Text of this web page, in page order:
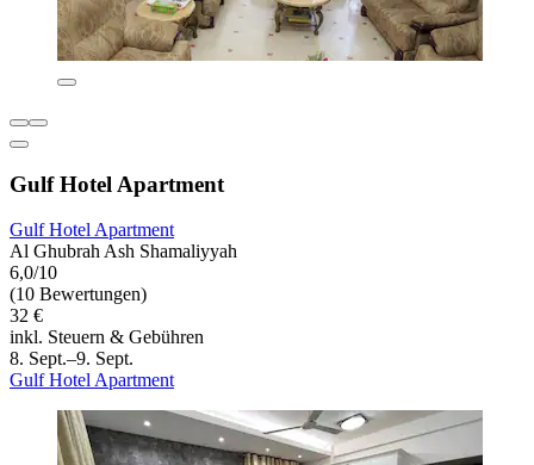
Gulf Hotel Apartment
Gulf Hotel Apartment
Al Ghubrah Ash Shamaliyyah
6,0/10
(10 Bewertungen)
32 €
inkl. Steuern & Gebühren
8. Sept.–9. Sept.
Gulf Hotel Apartment